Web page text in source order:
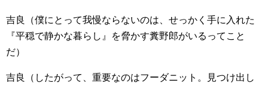
吉良（僕にとって我慢ならないのは、せっかく手に入れた
『平穏で静かな暮らし』を脅かす糞野郎がいるってこと
だ）
吉良（したがって、重要なのはフーダニット。見つけ出し